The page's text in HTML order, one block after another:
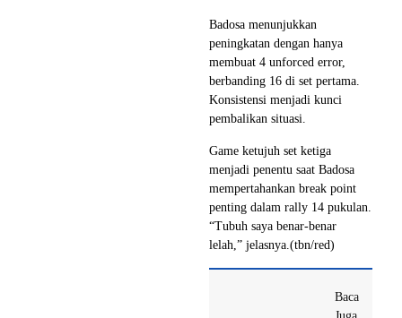
Badosa menunjukkan
peningkatan dengan hanya
membuat 4 unforced error,
berbanding 16 di set pertama.
Konsistensi menjadi kunci
pembalikan situasi.
Game ketujuh set ketiga
menjadi penentu saat Badosa
mempertahankan break point
penting dalam rally 14 pukulan.
“Tubuh saya benar-benar
lelah,” jelasnya.(tbn/red)
Baca